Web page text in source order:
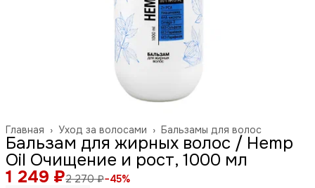
Бальзамы для волос
Уход за волосами ›
Главная ›
Бальзам для жирных волос / Hemp
Oil Очищение и рост, 1000 мл
1 249 ₽2 270 ₽−45%